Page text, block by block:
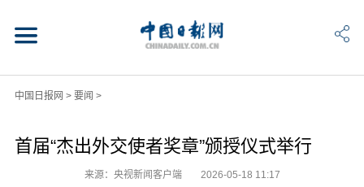
中国日报网 > 要闻 >
首届“杰出外交使者奖章”颁授仪式举行
来源：央视新闻客户端 2026-05-18 11:17